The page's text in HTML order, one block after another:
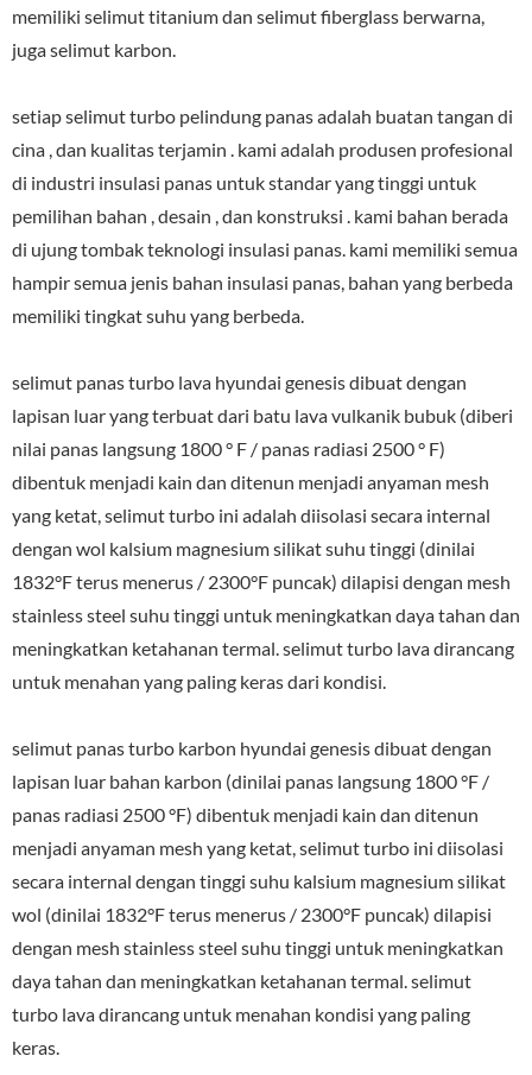
memiliki selimut titanium dan selimut fiberglass berwarna,
juga selimut karbon.
setiap selimut turbo pelindung panas adalah buatan tangan di
cina , dan kualitas terjamin . kami adalah produsen profesional
di industri insulasi panas untuk standar yang tinggi untuk
pemilihan bahan , desain , dan konstruksi . kami bahan berada
di ujung tombak teknologi insulasi panas. kami memiliki semua
hampir semua jenis bahan insulasi panas, bahan yang berbeda
memiliki tingkat suhu yang berbeda.
selimut panas turbo lava hyundai genesis dibuat dengan
lapisan luar yang terbuat dari batu lava vulkanik bubuk (diberi
nilai panas langsung 1800 ° F / panas radiasi 2500 ° F)
dibentuk menjadi kain dan ditenun menjadi anyaman mesh
yang ketat, selimut turbo ini adalah diisolasi secara internal
dengan wol kalsium magnesium silikat suhu tinggi (dinilai
1832°F terus menerus / 2300°F puncak) dilapisi dengan mesh
stainless steel suhu tinggi untuk meningkatkan daya tahan dan
meningkatkan ketahanan termal. selimut turbo lava dirancang
untuk menahan yang paling keras dari kondisi.
selimut panas turbo karbon hyundai genesis dibuat dengan
lapisan luar bahan karbon (dinilai panas langsung 1800 °F /
panas radiasi 2500 °F) dibentuk menjadi kain dan ditenun
menjadi anyaman mesh yang ketat, selimut turbo ini diisolasi
secara internal dengan tinggi suhu kalsium magnesium silikat
wol (dinilai 1832°F terus menerus / 2300°F puncak) dilapisi
dengan mesh stainless steel suhu tinggi untuk meningkatkan
daya tahan dan meningkatkan ketahanan termal. selimut
turbo lava dirancang untuk menahan kondisi yang paling
keras.